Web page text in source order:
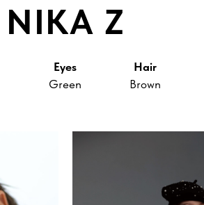
Hair
Brown
Eyes
Green
NIKA Z